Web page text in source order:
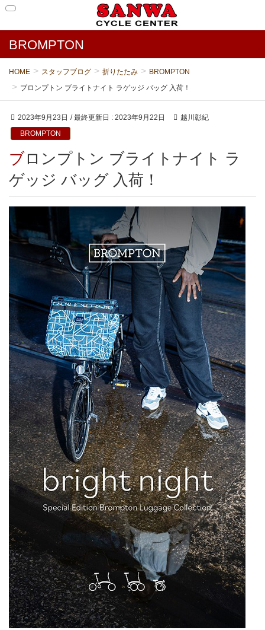
BROMPTON
HOME スタッフブログ 折りたたみ
BROMPTON
ブロンプトン ブライトナイト ラゲッジ バッグ 入荷！
2023年9月23日 / 最終更新日 : 2023年9月22日
越川彰紀
BROMPTON
ブロンプトン ブライトナイト ラ
ゲッジ バッグ 入荷！